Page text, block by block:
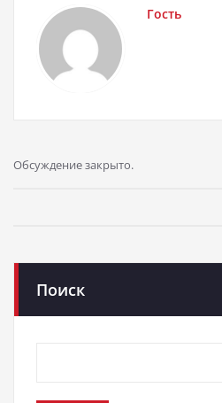
Гость
Обсуждение закрыто.
Поиск